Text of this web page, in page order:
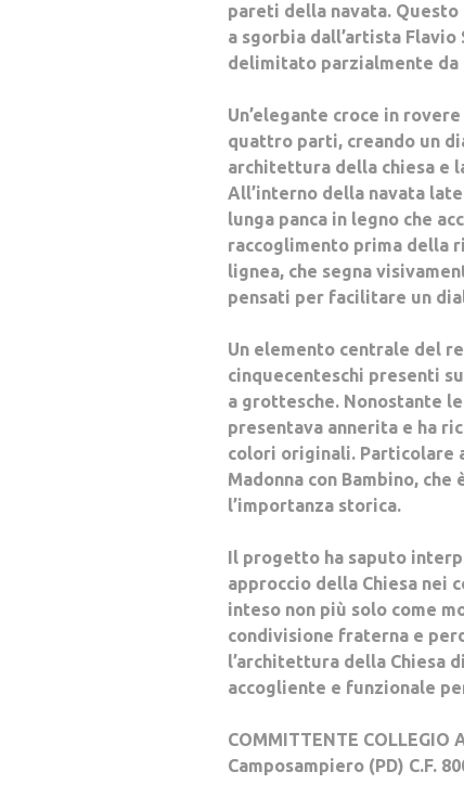
pareti della navata.
a sgorbia dall’artista
delimitato parzialmente da
Un’elegante croce in
quattro parti, creando un
architettura della chiesa e
All’interno della navata
lunga panca in legno che
raccoglimento prima della
lignea, che segna
pensati per facilitare un
Un elemento centrale del
cinquecenteschi presenti
a grottesche. Nonostante
presentava annerita e ha
colori originali. Particolare
Madonna con Bambino,
l’importanza storica.
Il progetto ha saputo
approccio della Chiesa nei
inteso non più solo come
condivisione fraterna e
l’architettura della Chiesa
accogliente e funzionale
COMMITTENTE COLLEGIO
Camposampiero (PD) C.F.